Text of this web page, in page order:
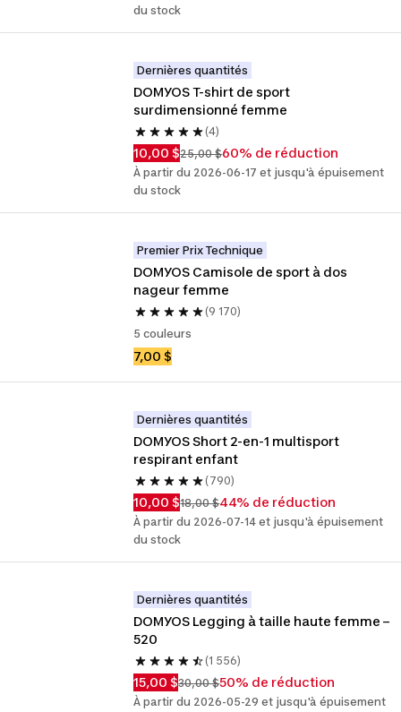
du stock
Dernières quantités
DOMYOS T-shirt de sport
surdimensionné femme
(4)
10,00 $25,00 $60% de réduction
À partir du 2026-06-17 et jusqu'à épuisement
du stock
Premier Prix Technique
DOMYOS Camisole de sport à dos
nageur femme
(9 170)
5 couleurs
7,00 $
Dernières quantités
DOMYOS Short 2-en-1 multisport
respirant enfant
(790)
10,00 $18,00 $44% de réduction
À partir du 2026-07-14 et jusqu'à épuisement
du stock
Dernières quantités
DOMYOS Legging à taille haute femme –
520
(1 556)
15,00 $30,00 $50% de réduction
À partir du 2026-05-29 et jusqu'à épuisement